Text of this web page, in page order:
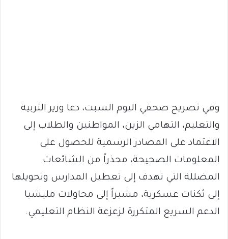
وفي تصريح صحفي اليوم السبت، دعا وزير التربية
والتعليم، التهامي الزين، المواطنين والطلاب إلى
الاعتماد على المصادر الرسمية للحصول على
المعلومات الصحيحة، محذراً من الشائعات
المضللة التي تهدف إلى تعطيل المدارس وتحويلها
إلى ثكنات عسكرية، مشيراً إلى محاولات مليشيا
الدعم السريع المتكررة لزعزعة النظام التعليمي.